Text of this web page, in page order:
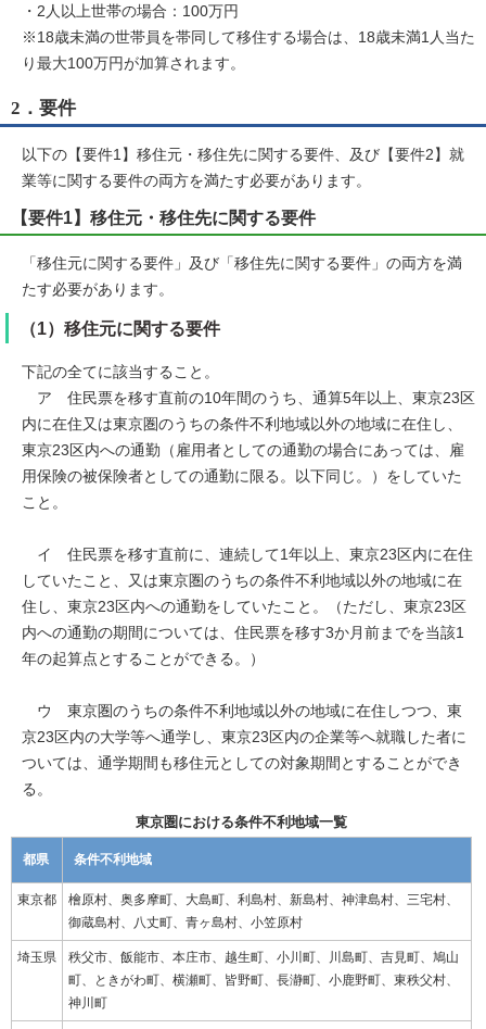
・2人以上世帯の場合：100万円
※18歳未満の世帯員を帯同して移住する場合は、18歳未満1人当た
り最大100万円が加算されます。
2．要件
以下の【要件1】移住元・移住先に関する要件、及び【要件2】就
業等に関する要件の両方を満たす必要があります。
【要件1】移住元・移住先に関する要件
「移住元に関する要件」及び「移住先に関する要件」の両方を満
たす必要があります。
（1）移住元に関する要件
下記の全てに該当すること。
ア 住民票を移す直前の10年間のうち、通算5年以上、東京23区
内に在住又は東京圏のうちの条件不利地域以外の地域に在住し、
東京23区内への通勤（雇用者としての通勤の場合にあっては、雇
用保険の被保険者としての通勤に限る。以下同じ。）をしていた
こと。
イ 住民票を移す直前に、連続して1年以上、東京23区内に在住
していたこと、又は東京圏のうちの条件不利地域以外の地域に在
住し、東京23区内への通勤をしていたこと。（ただし、東京23区
内への通勤の期間については、住民票を移す3か月前までを当該1
年の起算点とすることができる。）
ウ 東京圏のうちの条件不利地域以外の地域に在住しつつ、東
京23区内の大学等へ通学し、東京23区内の企業等へ就職した者に
ついては、通学期間も移住元としての対象期間とすることができ
る。
東京圏における条件不利地域一覧
都県 条件不利地域
東京都
檜原村、奥多摩町、大島町、利島村、新島村、神津島村、三宅村、
御蔵島村、八丈町、青ヶ島村、小笠原村
埼玉県
秩父市、飯能市、本庄市、越生町、小川町、川島町、吉見町、鳩山
町、ときがわ町、横瀬町、皆野町、長瀞町、小鹿野町、東秩父村、
神川町